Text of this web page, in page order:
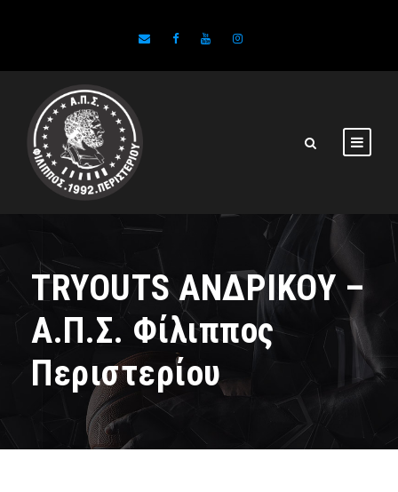
TRYOUTS ΑΝΔΡΙΚΟΥ –
Α.Π.Σ. Φίλιππος
Περιστερίου